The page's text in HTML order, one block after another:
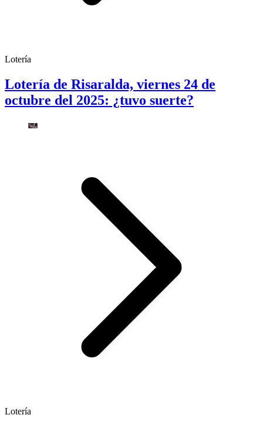
Lotería
Lotería de Risaralda, viernes 24 de
octubre del 2025: ¿tuvo suerte?
Lotería